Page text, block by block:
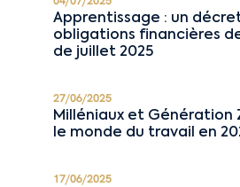
Apprentissage : un
obligations financières
de juillet 2025
27/06/2025
Milléniaux et Génération
le monde du travail en
17/06/2025